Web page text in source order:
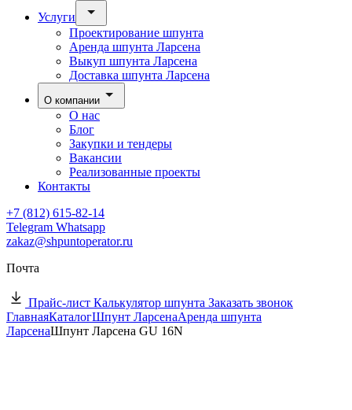
Услуги
Проектирование шпунта
Аренда шпунта Ларсена
Выкуп шпунта Ларсена
Доставка шпунта Ларсена
О компании
О нас
Блог
Закупки и тендеры
Вакансии
Реализованные проекты
Контакты
+7 (812) 615-82-14
Telegram Whatsapp
zakaz@shpuntoperator.ru
Почта
Прайс-лист Калькулятор шпунта Заказать звонок
ГлавнаяКаталогШпунт ЛарсенаАренда шпунта
ЛарсенаШпунт Ларсена GU 16N